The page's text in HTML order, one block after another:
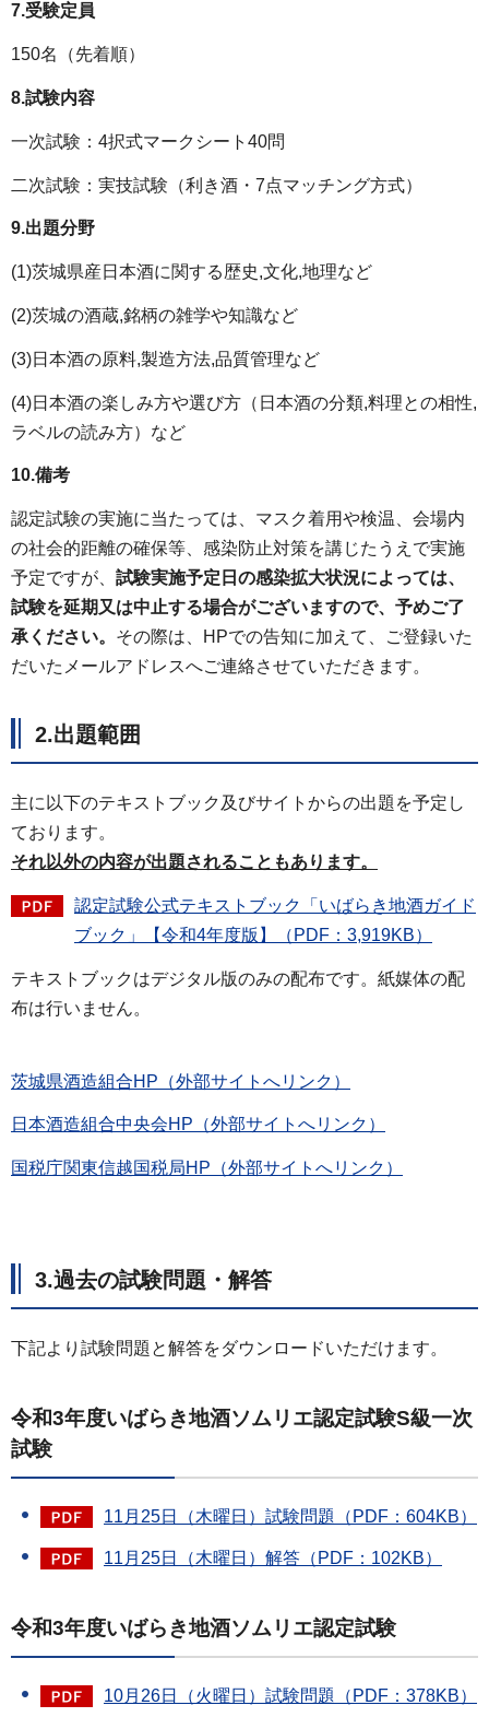
7.受験定員
150名（先着順）
8.試験内容
一次試験：4択式マークシート40問
二次試験：実技試験（利き酒・7点マッチング方式）
9.出題分野
(1)茨城県産日本酒に関する歴史,文化,地理など
(2)茨城の酒蔵,銘柄の雑学や知識など
(3)日本酒の原料,製造方法,品質管理など
(4)日本酒の楽しみ方や選び方（日本酒の分類,料理との相性,
ラベルの読み方）など
10.備考
認定試験の実施に当たっては、マスク着用や検温、会場内
の社会的距離の確保等、感染防止対策を講じたうえで実施
予定ですが、 試験実施予定日の感染拡大状況によっては、
試験を延期又は中止する場合がございますので、予めご了
承ください。 その際は、HPでの告知に加えて、ご登録いた
だいたメールアドレスへご連絡させていただきます。
2.出題範囲
主に以下のテキストブック及びサイトからの出題を予定し
ております。
それ以外の内容が出題されることもあります。
認定試験公式テキストブック「いばらき地酒ガイド
ブック」【令和4年度版】（PDF：3,919KB）
テキストブックはデジタル版のみの配布です。紙媒体の配
布は行いません。
茨城県酒造組合HP（外部サイトへリンク）
日本酒造組合中央会HP（外部サイトへリンク）
国税庁関東信越国税局HP（外部サイトへリンク）
3.過去の試験問題・解答
下記より試験問題と解答をダウンロードいただけます。
令和3年度いばらき地酒ソムリエ認定試験S級一次
試験
11月25日（木曜日）試験問題（PDF：604KB）
11月25日（木曜日）解答（PDF：102KB）
令和3年度いばらき地酒ソムリエ認定試験
10月26日（火曜日）試験問題（PDF：378KB）